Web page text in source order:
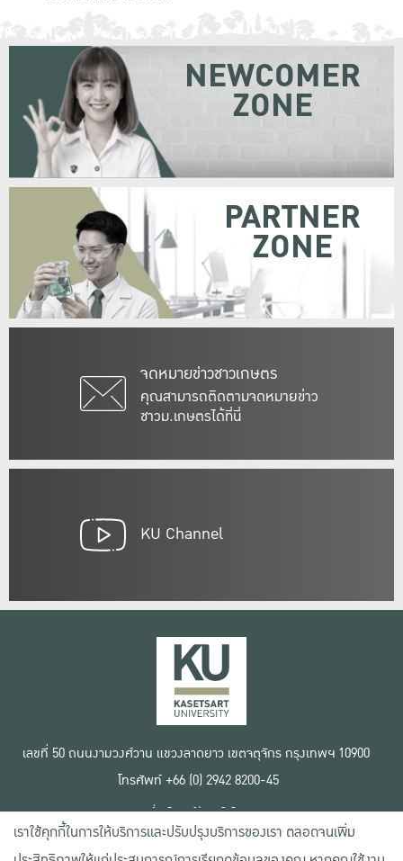
จดหมายข่าวชาวเกษตร
คุณสามารถติดตามจดหมายข่าว
ชาวม.เกษตรได้ที่นี่
NEWCOMER
ZONE
PARTNER
ZONE
KU Channel
เลขที่ 50 ถนนงามวงศ์วาน แขวงลาดยาว เขตจตุจักร กรุงเทพฯ 10900
โทรศัพท์ +66 (0) 2942 8200-45
เงื่อนไขการใช้งานเว็บไซต์
ข้อตกลงด้านสิทธิ์ใช้งาน
นโยบายความเป็นส่วนตัว
เราใช้คุกกี้ในการให้บริการและปรับปรุงบริการของเรา ตลอดจนเพิ่ม